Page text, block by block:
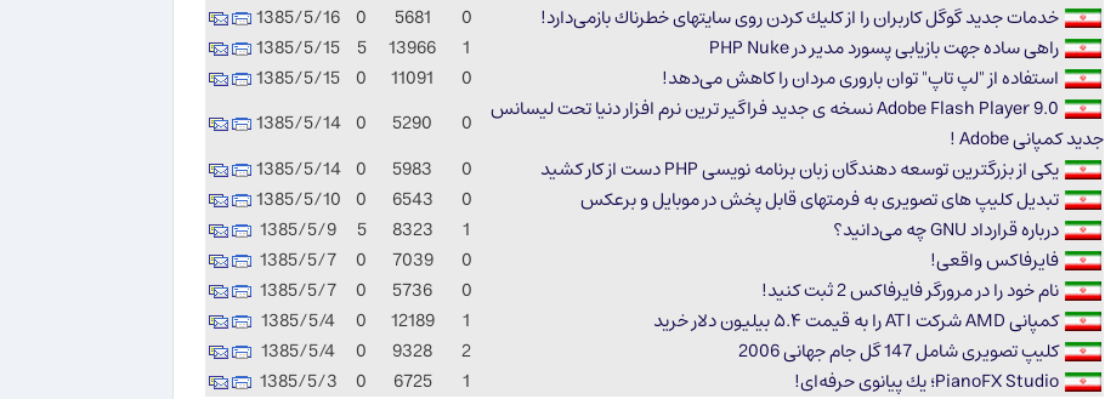
خدمات جدید گوگل كاربران را از كلیك كردن روی سایتهای خطرناك بازمی‌دارد!
0
5681
0
1385/5/16
راهی ساده جهت بازیابی پسورد مدیر در PHP Nuke
1
13966
5
1385/5/15
استفاده از "لپ تاپ" توان باروری مردان را كاهش می‌دهد!
0
11091
0
1385/5/15
Adobe Flash Player 9.0 نسخه ی جدید فراگیر ترین نرم افزار دنیا تحت لیسانس
جدید كمپانی Adobe !
0
5290
0
1385/5/14
یکی‌ از بزرگترین توسعه دهندگان زبان برنامه نویسی‌ PHP دست از کار کشید
0
5983
0
1385/5/14
تبدیل كلیپ های تصویری به فرمتهای قابل پخش در موبایل و برعكس
0
6543
0
1385/5/10
درباره قرارداد GNU چه می‌دانید؟
1
8323
5
1385/5/9
فایرفاكس واقعی!
0
7039
0
1385/5/7
نام خود را در مرورگر فایرفاكس 2 ثبت كنید!
0
5736
0
1385/5/7
کمپانی AMD شرکت ATI را به قیمت ۵.۴ بیلیون دلار خرید
1
12189
0
1385/5/4
كلیپ تصویری شامل 147 گل جام جهانی 2006
2
9328
0
1385/5/4
PianoFX Studio؛ یك پیانوی حرفه‌ای!
1
6725
0
1385/5/3